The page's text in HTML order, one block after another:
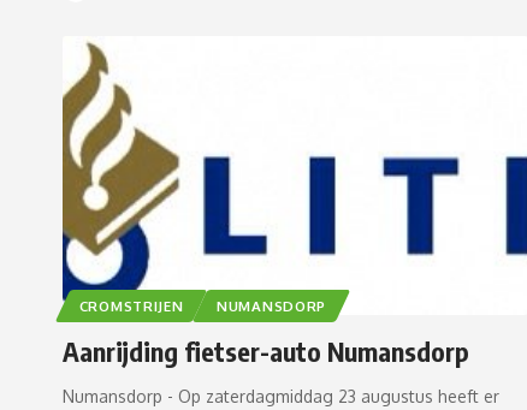
CROMSTRIJEN NUMANSDORP
Aanrijding fietser-auto Numansdorp
Numansdorp - Op zaterdagmiddag 23 augustus heeft er